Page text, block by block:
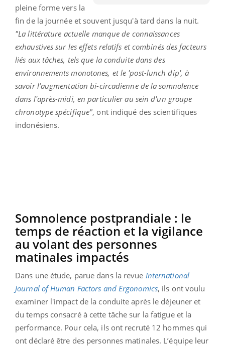
pleine forme vers la
fin de la journée et souvent jusqu'à tard dans la nuit.
"La littérature actuelle manque de connaissances
exhaustives sur les effets relatifs et combinés des facteurs
liés aux tâches, tels que la conduite dans des
environnements monotones, et le 'post-lunch dip', à
savoir l’augmentation bi-circadienne de la somnolence
dans l'après-midi, en particulier au sein d'un groupe
chronotype spécifique", ont indiqué des scientifiques
indonésiens.
Somnolence postprandiale : le
temps de réaction et la vigilance
au volant des personnes
matinales impactés
Dans une étude, parue dans la revue International
Journal of Human Factors and Ergonomics, ils ont voulu
examiner l'impact de la conduite après le déjeuner et
du temps consacré à cette tâche sur la fatigue et la
performance. Pour cela, ils ont recruté 12 hommes qui
ont déclaré être des personnes matinales. L’équipe leur